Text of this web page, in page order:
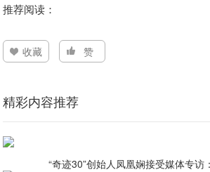
推荐阅读：
收藏 赞
精彩内容推荐
“奇迹30”创始人凤凰娴接受媒体专访